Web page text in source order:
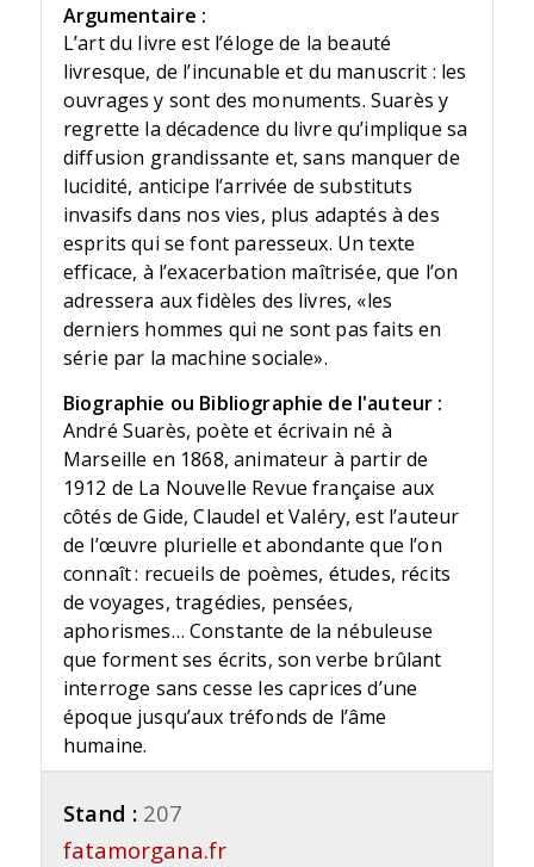
Argumentaire :
L’art du livre est l’éloge de la beauté
livresque, de l’incunable et du manuscrit : les
ouvrages y sont des monuments. Suarès y
regrette la décadence du livre qu’implique sa
diffusion grandissante et, sans manquer de
lucidité, anticipe l’arrivée de substituts
invasifs dans nos vies, plus adaptés à des
esprits qui se font paresseux. Un texte
efficace, à l’exacerbation maîtrisée, que l’on
adressera aux fidèles des livres, «les
derniers hommes qui ne sont pas faits en
série par la machine sociale».
Biographie ou Bibliographie de l'auteur :
André Suarès, poète et écrivain né à
Marseille en 1868, animateur à partir de
1912 de La Nouvelle Revue française aux
côtés de Gide, Claudel et Valéry, est l’auteur
de l’œuvre plurielle et abondante que l’on
connaît : recueils de poèmes, études, récits
de voyages, tragédies, pensées,
aphorismes… Constante de la nébuleuse
que forment ses écrits, son verbe brûlant
interroge sans cesse les caprices d’une
époque jusqu’aux tréfonds de l’âme
humaine.
Stand : 207
fatamorgana.fr